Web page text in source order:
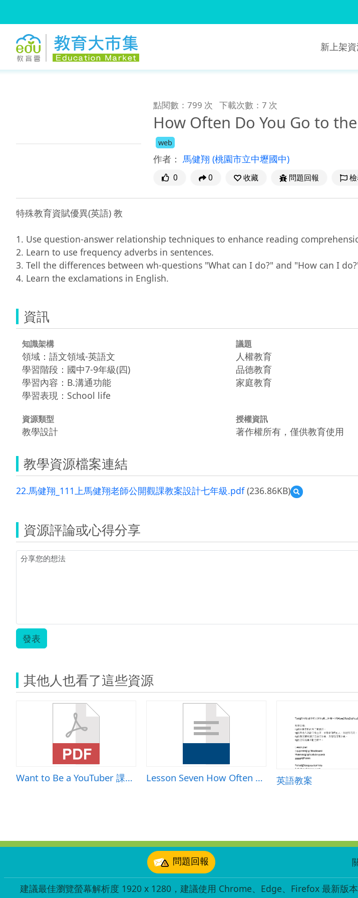
新上架
點閱數：799 次 下載次數：7 次
How Often Do You Go to
web
作者： 馬健翔 (桃園市立中壢國中)
0 0 收藏 問題回報
特殊教育資賦優異(英語) 教
1. Use question-answer relationship techniques to enhance reading
2. Learn to use frequency adverbs in sentences.
3. Tell the differences between wh-questions "What can I do?" and "How can I
4. Learn the exclamations in English.
資訊
知識架構
領域：語文領域-英語文
學習階段：國中7-9年級(四)
學習內容：B.溝通功能
學習表現：School life
議題
人權教育
品德教育
家庭教育
資源類型
教學設計
授權資訊
著作權所有，僅供教育使用
教學資源檔案連結
22.馬健翔_111上馬健翔老師公開觀課教案設計七年級.pdf(236.86KB)
預
覽
_111
開
七
資源評論或心得分享
發表
其他人也看了這些資源
Want to Be a YouTuber 課文延伸之 My Side Hustle Lesson Seven How Often Do You Go Jogging? 英語教案
問題回報
建議最佳瀏覽螢幕解析度 1920 x 1280，建議使用 Chrome、Edge、Firefox 最新版本